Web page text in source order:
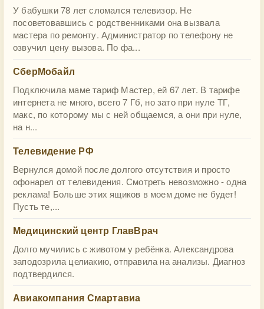
У бабушки 78 лет сломался телевизор. Не
посоветовавшись с родственниками она вызвала
мастера по ремонту. Администратор по телефону не
озвучил цену вызова. По фа...
СберМобайл
Подключила маме тариф Мастер, ей 67 лет. В тарифе
интернета не много, всего 7 Гб, но зато при нуле ТГ,
макс, по которому мы с ней общаемся, а они при нуле,
на н...
Телевидение РФ
Вернулся домой после долгого отсутствия и просто
офонарел от телевидения. Смотреть невозможно - одна
реклама! Больше этих ящиков в моем доме не будет!
Пусть те,...
Медицинский центр ГлавВрач
Долго мучились с животом у ребёнка. Александрова
заподозрила целиакию, отправила на анализы. Диагноз
подтвердился.
Авиакомпания Смартавиа